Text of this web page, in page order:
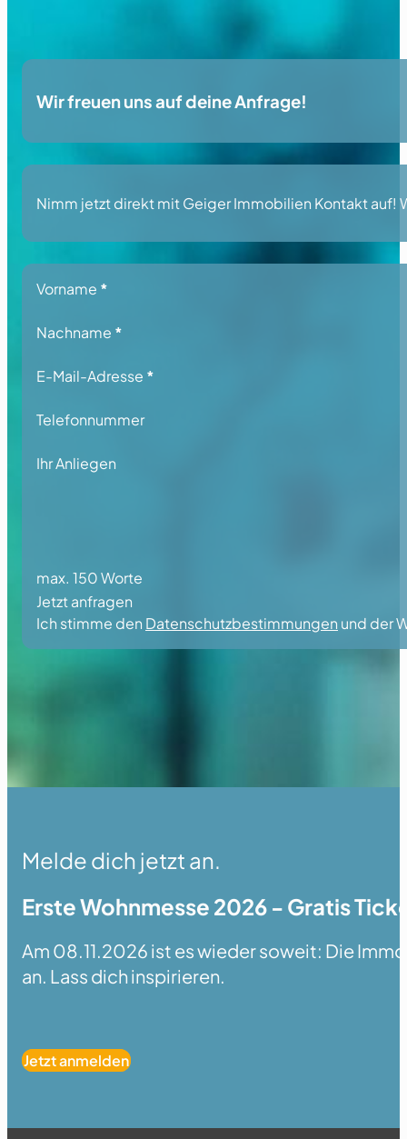
Wir freuen uns auf deine Anfrage!
Nimm jetzt direkt mit Geiger Immobilien Kontakt auf!
Section
Vorname *
Nachname *
E-Mail-Adresse *
Telefonnummer
Ihr Anliegen
max. 150 Worte
Jetzt anfragen
Ich stimme den Datenschutzbestimmungen und der
Melde dich jetzt an.
Erste Wohnmesse 2026 - Gratis
Am 08.11.2026 ist es wieder soweit: Die
an. Lass dich inspirieren.
Jetzt anmelden